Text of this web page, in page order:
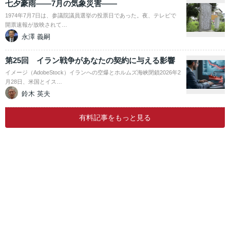
七夕豪雨――7月の気象災害――
1974年7月7日は、参議院議員選挙の投票日であった。夜、テレビで
開票速報が放映されて…
永澤 義嗣
第25回 イラン戦争があなたの契約に与える影響
イメージ（AdobeStock）イランへの空爆とホルムズ海峡閉鎖2026年2
月28日、米国とイス…
鈴木 英夫
有料記事をもっと見る